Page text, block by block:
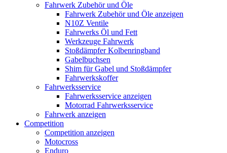
Fahrwerk Zubehör und Öle
Fahrwerk Zubehör und Öle anzeigen
N10Z Ventile
Fahrwerks Öl und Fett
Werkzeuge Fahrwerk
Stoßdämpfer Kolbenringband
Gabelbuchsen
Shim für Gabel und Stoßdämpfer
Fahrwerkskoffer
Fahrwerksservice
Fahrwerksservice anzeigen
Motorrad Fahrwerksservice
Fahrwerk anzeigen
Competition
Competition anzeigen
Motocross
Enduro